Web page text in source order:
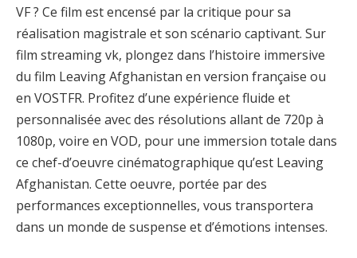
VF ? Ce film est encensé par la critique pour sa
réalisation magistrale et son scénario captivant. Sur
film streaming vk, plongez dans l’histoire immersive
du film Leaving Afghanistan en version française ou
en VOSTFR. Profitez d’une expérience fluide et
personnalisée avec des résolutions allant de 720p à
1080p, voire en VOD, pour une immersion totale dans
ce chef-d’oeuvre cinématographique qu’est Leaving
Afghanistan. Cette oeuvre, portée par des
performances exceptionnelles, vous transportera
dans un monde de suspense et d’émotions intenses.